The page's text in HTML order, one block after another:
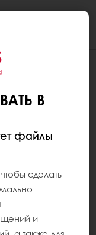
В
файлы
сделать
и